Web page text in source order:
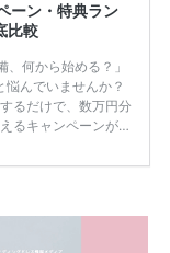
ーン・特典ラン
比較
何から始める？」
悩んでいませんか？
るだけで、数万円分
るキャンペーンがあ
てしまうことも……。
・注意点 「どこが